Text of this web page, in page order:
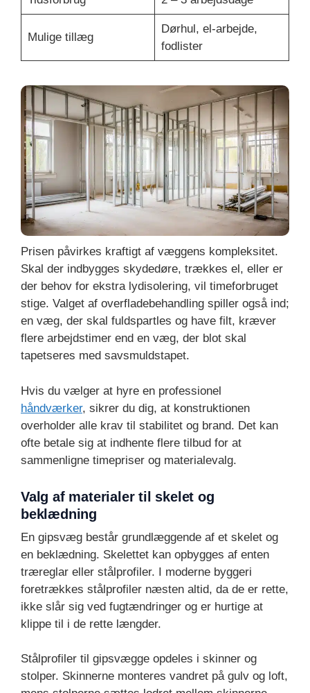
Mulige tillæg
Dørhul, el-arbejde,
fodlister
Prisen påvirkes kraftigt af væggens kompleksitet.
Skal der indbygges skydedøre, trækkes el, eller er
der behov for ekstra lydisolering, vil timeforbruget
stige. Valget af overfladebehandling spiller også ind;
en væg, der skal fuldspartles og have filt, kræver
flere arbejdstimer end en væg, der blot skal
tapetseres med savsmuldstapet.
Hvis du vælger at hyre en professionel
håndværker, sikrer du dig, at konstruktionen
overholder alle krav til stabilitet og brand. Det kan
ofte betale sig at indhente flere tilbud for at
sammenligne timepriser og materialevalg.
Valg af materialer til skelet og
beklædning
En gipsvæg består grundlæggende af et skelet og
en beklædning. Skelettet kan opbygges af enten
træreglar eller stålprofiler. I moderne byggeri
foretrækkes stålprofiler næsten altid, da de er rette,
ikke slår sig ved fugtændringer og er hurtige at
klippe til i de rette længder.
Stålprofiler til gipsvægge opdeles i skinner og
stolper. Skinnerne monteres vandret på gulv og loft,